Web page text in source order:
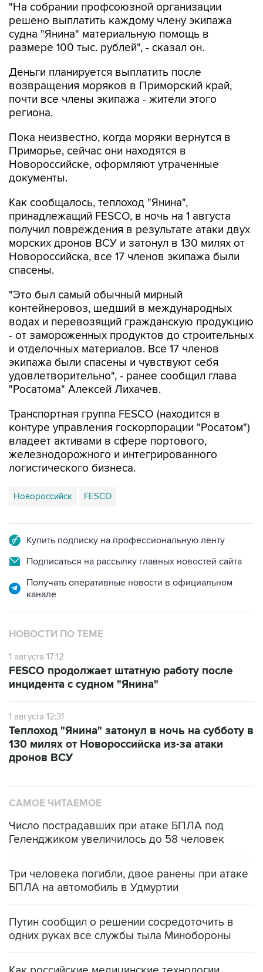
"На собрании профсоюзной организации
решено выплатить каждому члену экипажа
судна "Янина" материальную помощь в
размере 100 тыс. рублей", - сказал он.
Деньги планируется выплатить после
возвращения моряков в Приморский край,
почти все члены экипажа - жители этого
региона.
Пока неизвестно, когда моряки вернутся в
Приморье, сейчас они находятся в
Новороссийске, оформляют утраченные
документы.
Как сообщалось, теплоход "Янина",
принадлежащий FESCO, в ночь на 1 августа
получил повреждения в результате атаки двух
морских дронов ВСУ и затонул в 130 милях от
Новороссийска, все 17 членов экипажа были
спасены.
"Это был самый обычный мирный
контейнеровоз, шедший в международных
водах и перевозящий гражданскую продукцию
- от замороженных продуктов до строительных
и отделочных материалов. Все 17 членов
экипажа были спасены и чувствуют себя
удовлетворительно", - ранее сообщил глава
"Росатома" Алексей Лихачев.
Транспортная группа FESCO (находится в
контуре управления госкорпорации "Росатом")
владеет активами в сфере портового,
железнодорожного и интегрированного
логистического бизнеса.
Новороссийск FESCO
Купить подписку на профессиональную ленту
Подписаться на рассылку главных новостей сайта
Получать оперативные новости в официальном
канале
НОВОСТИ ПО ТЕМЕ
1 августа 17:12
FESCO продолжает штатную работу после
инцидента с судном "Янина"
1 августа 12:31
Теплоход "Янина" затонул в ночь на субботу в
130 милях от Новороссийска из-за атаки
дронов ВСУ
САМОЕ ЧИТАЕМОЕ
Число пострадавших при атаке БПЛА под
Геленджиком увеличилось до 58 человек
Три человека погибли, двое ранены при атаке
БПЛА на автомобиль в Удмуртии
Путин сообщил о решении сосредоточить в
одних руках все службы тыла Минобороны